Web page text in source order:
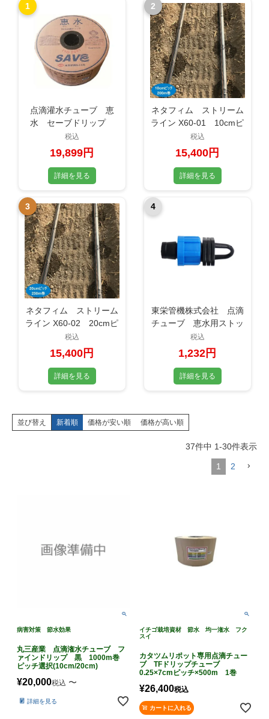
1
点滴灌水チューブ 恵
水 セーブドリップ
5cmピッチ
0.25mm×1000m
税込
19,899円
詳細を見る
2
ネタフィム ストリーム
ライン X60-01 10cmピ
ッチ 200m 1巻 点滴
チューブ 灌水チュー
ブ 住化農業資材
税込
15,400円
詳細を見る
3
ネタフィム ストリーム
ライン X60-02 20cmピ
ッチ 250m 1巻 点滴
チューブ 灌水チュー
ブ 住化農業資材
税込
15,400円
詳細を見る
4
東栄管機株式会社 点滴
チューブ 恵水用ストッ
パーフック付き
TSK1006 お得な10個
セット
税込
1,232円
詳細を見る
並び替え 新着順 価格が安い順 価格が高い順
37件中 1-30件表示
1 2
病害対策 節水効果
丸三産業 点滴潅水チューブ フ
ァインドリップ 黒 1000m巻
ピッチ選択(10cm/20cm)
¥20,000税込 〜
詳細を見る
イチゴ栽培資材 節水 均一潅水 フク
スイ
カタツムリポット専用点滴チュー
ブ TFドリップチューブ
0.25×7cmピッチ×500m 1巻
¥26,400税込
カートに入れる